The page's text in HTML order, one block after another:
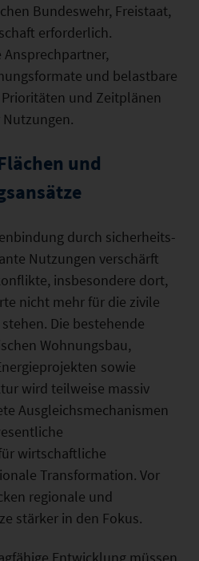
Bundes­wehr, Freistaat,
erforderlich.
und belastbare
und Zeitplänen
und
durch sicherheits-
Nutzungen verschärft
insbesondere dort,
nicht mehr für die zivile
Die bestehende
Wohnungsbau,
sowie
wird teilweise massiv
Ausgleichsmechanismen
wirtschaftliche
Transformation. Vor
regionale und
stärker in den Fokus.